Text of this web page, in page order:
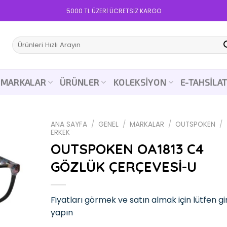
5000 TL ÜZERİ ÜCRETSİZ KARGO
Ara:
MARKALAR ÜRÜNLER KOLEKSIYON E-TAHSILAT
Add to
wishlist
ANA SAYFA / GENEL / MARKALAR / OUTSPOKEN /
ERKEK
OUTSPOKEN OA1813 C4
GÖZLÜK ÇERÇEVESİ-U
Fiyatları görmek ve satın almak için lütfen
yapın